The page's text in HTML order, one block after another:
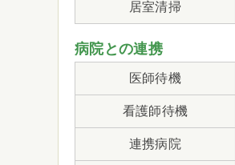
居室清掃
病院との連携
医師待機
看護師待機
連携病院